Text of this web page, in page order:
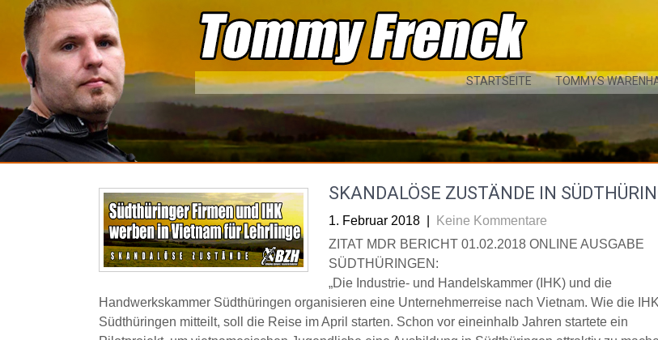
content
STARTSEITE TOMMYS
SKANDALÖSE ZUSTÄNDE IN
1. Februar 2018
Keine Kommentare
ZITAT MDR BERICHT 01.02.2018 ONLINE AUSGABE
SÜDTHÜRINGEN:
„Die Industrie- und Handelskammer (IHK) und die
Handwerkskammer Südthüringen organisieren eine Unternehmerreise nach Vietnam. Wie die IHK
Südthüringen mitteilt, soll die Reise im April starten. Schon vor eineinhalb Jahren startete ein